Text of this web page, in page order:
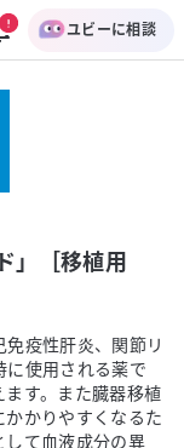
ユビーに相談
」［移植用
疫性肝炎、関節リ
に使用される薬で
す。また臓器移植
かりやすくなるた
して血液成分の異